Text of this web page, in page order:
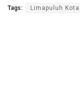
Tags: Limapuluh Kota